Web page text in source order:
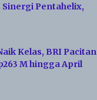
Pentahelix,
Kelas, BRI Pacitan
M hingga April